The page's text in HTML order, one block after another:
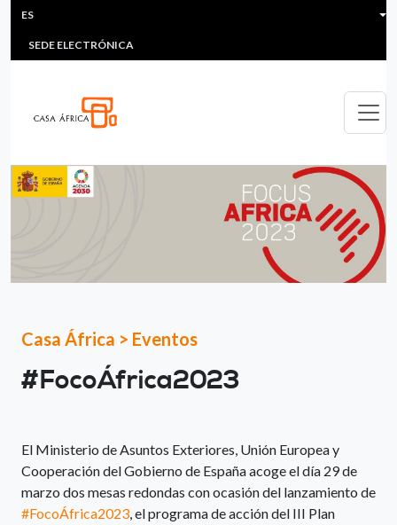
Pasar al contenido principal
HEADER MENU
MULTIMEDIA
SEDE ELECTRÓNICA
ES
Casa África > Eventos
#FocoÁfrica2023​
El Ministerio de Asuntos Exteriores, Unión Europea y
Cooperación del Gobierno de España acoge el día 29 de
marzo dos mesas redondas con ocasión del lanzamiento de
#FocoÁfrica2023​, el programa de acción del III Plan